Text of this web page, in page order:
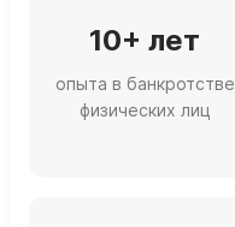
10+ лет
опыта в банкротстве
физических лиц